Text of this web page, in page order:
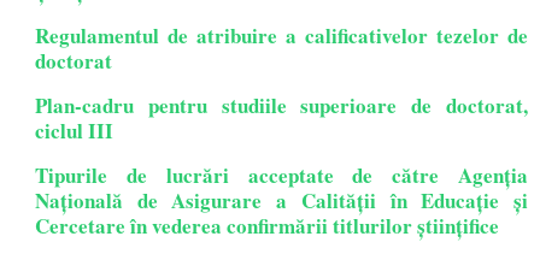
Regulamentul de atribuire a calificativelor tezelor de
doctorat
Plan-cadru pentru studiile superioare de doctorat,
ciclul III
Tipurile de lucrări acceptate de către Agenția
Națională de Asigurare a Calității în Educație și
Cercetare în vederea confirmării titlurilor științifice